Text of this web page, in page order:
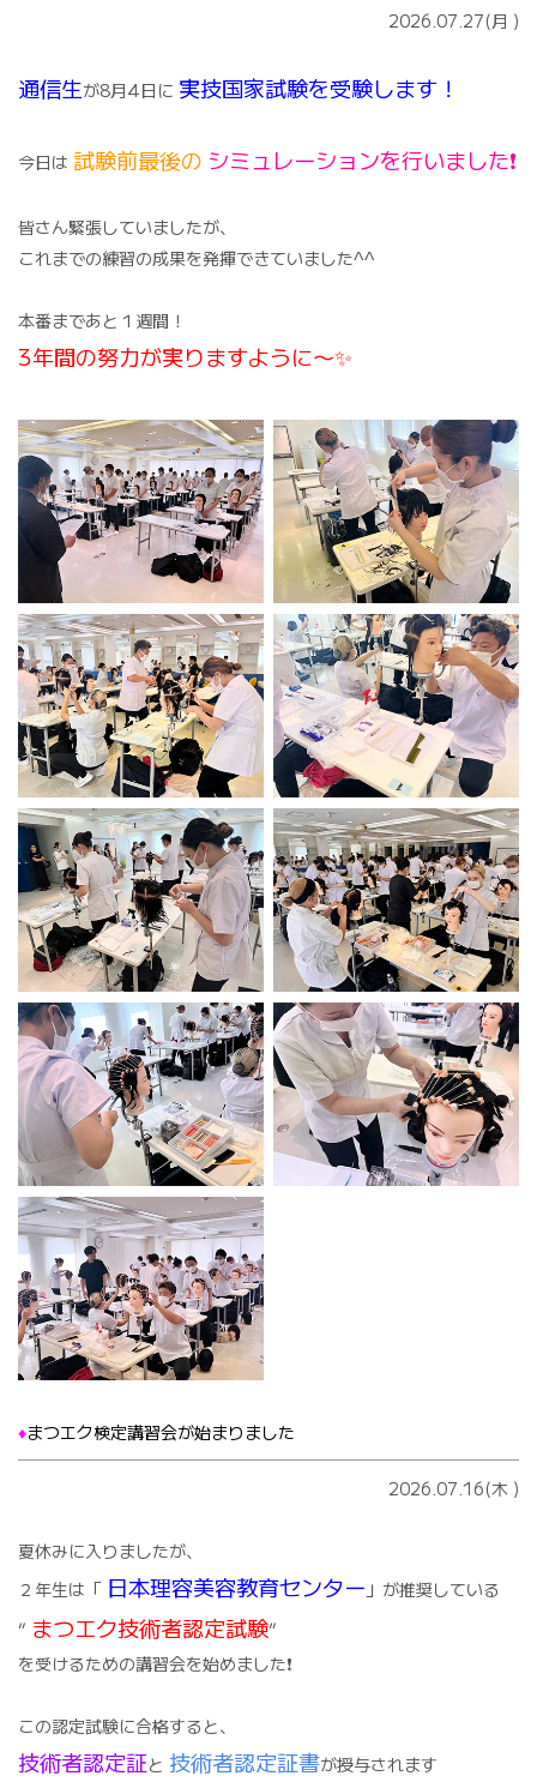
2026.07.27(月 )
通信生が8月4日に 実技国家試験を受験します！
今日は 試験前最後の シミュレーションを行いました❗️
皆さん緊張していましたが、
これまでの練習の成果を発揮できていました^^
本番まであと１週間！
3年間の努力が実りますように〜✨
♦️まつエク検定講習会が始まりました
2026.07.16(木 )
夏休みに入りましたが、
２年生は「 日本理容美容教育センター 」が推奨している
” まつエク技術者認定試験”
を受けるための講習会を始めました❗️
この認定試験に合格すると、
技術者認定証と 技術者認定証書が授与されます